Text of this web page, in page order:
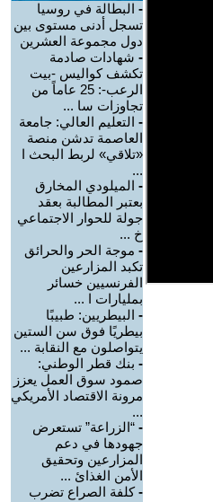
- البطالة في روسيا
تسجل أدنى مستوى بين
دول مجموعة العشرين
- شهادات صادمة
تكشف كواليس -بيت
الرعب-: 25 عاماً من
تجاوزات سا ...
- التعليم العالي: جامعة
العاصمة تدشن منصة
«تلاقي» لربط البحث ا
...
- الميلودي المخارق
بعتبر المطالبة بعقد
جولة للحوار الاجتماعي
خ ...
- موجة الحر والحرائق
تكبد المزارعين
الفرنسيين خسائر
بمليارات ا ...
- البيطريين: طبيبًا
بيطريًا فوق سن الستين
يتواصلون مع النقابة ...
- بنك قطر الوطني:
صمود سوق العمل يعزز
مرونة الاقتصاد الأمريكي
...
- “الزراعة” تستعرض
جهودها في دعم
المزارعين وتحقيق
الأمن الغذائ ...
-كلفة الصراع تضرب